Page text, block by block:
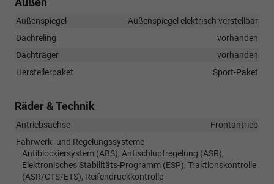
Außenspiegel
Außenspiegel elektrisch verstellbar
Dachreling
vorhanden
Dachträger
vorhanden
Herstellerpaket
Sport-Paket
Räder & Technik
Antriebsachse
Frontantrieb
Fahrwerk- und Regelungssysteme
Antiblockiersystem (ABS), Antischlupfregelung (ASR),
Elektronisches Stabilitäts-Programm (ESP), Traktionskontrolle
(ASR/CTS/ETS), Reifendruckkontrolle